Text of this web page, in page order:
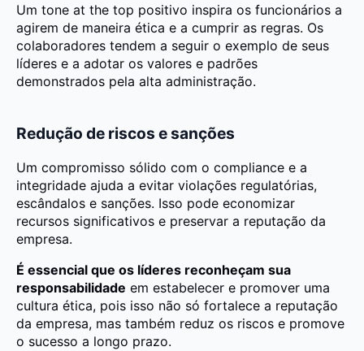
Um tone at the top positivo inspira os funcionários a
agirem de maneira ética e a cumprir as regras. Os
colaboradores tendem a seguir o exemplo de seus
líderes e a adotar os valores e padrões
demonstrados pela alta administração.
Redução de riscos e sanções
Um compromisso sólido com o compliance e a
integridade ajuda a evitar violações regulatórias,
escândalos e sanções. Isso pode economizar
recursos significativos e preservar a reputação da
empresa.
É essencial que os líderes reconheçam sua
responsabilidade em estabelecer e promover uma
cultura ética, pois isso não só fortalece a reputação
da empresa, mas também reduz os riscos e promove
o sucesso a longo prazo.